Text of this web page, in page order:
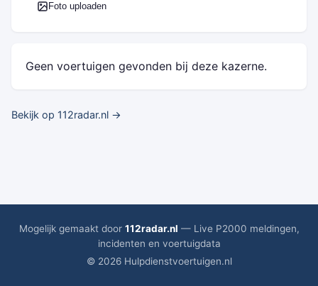
Foto uploaden
Geen voertuigen gevonden bij deze kazerne.
Bekijk op 112radar.nl →
Mogelijk gemaakt door 112radar.nl — Live P2000 meldingen,
incidenten en voertuigdata
© 2026 Hulpdienstvoertuigen.nl